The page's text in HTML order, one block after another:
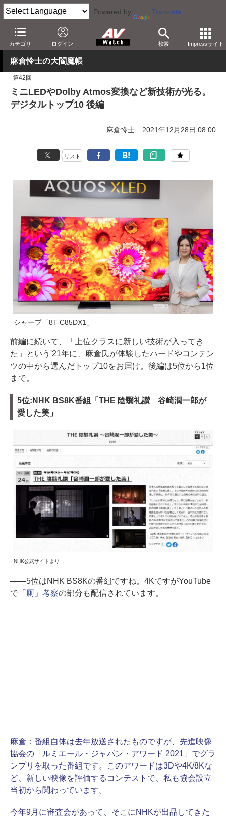
Powered by Translate
カテゴリ ログイン 検索 Impressサイト
AV Watch 製品 テレビ シャープ
麻倉怜士の大閻魔帳
第42回
ミニLEDやDolby Atmos変換など新技術が光る。
デジタルトップ10 後編
麻倉怜士 2021年12月28日 08:00
リスト
シャープ「8T-C85DX1」
前編に続いて、「上位クラスに新しい技術が入ってき
た」という'21年に、麻倉氏が体験したハードやコンテン
ツの中から選んだトップ10をお届け。後編は5位から1位
まで。
5位:NHK BS8K番組「THE 陰翳礼讃 谷崎潤一郎が
愛した美」
NHK公式サイトより
――5位はNHK BS8Kの番組ですね。4KですがYouTube
で 「厠」考察の部分も配信されています。
麻倉： 番組自体は去年放送されたものですが、先進映像
協会の「ルミエール・ジャパン・アワード 2021」でグラ
ンプリを取った番組です。このアワードは3Dや4K/8Kな
ど、新しい映像を評価するコンテストで、私も協会設立
当初から関わっています。
今年9月に審査会があって、そこにNHKが出品してきた